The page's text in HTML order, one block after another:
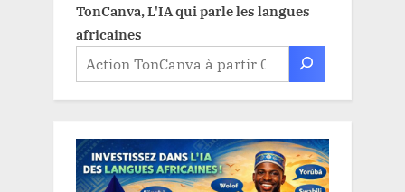
TonCanva, L'IA qui parle les langues
africaines